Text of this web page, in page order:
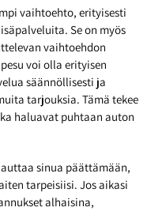
vaihtoehto, erityisesti
Se on myös
vaihtoehdon
voi olla erityisen
säännöllisesti ja
tarjouksia. Tämä tekee
haluavat puhtaan auton
sinua päättämään,
tarpeisiisi. Jos aikasi
alhaisina,